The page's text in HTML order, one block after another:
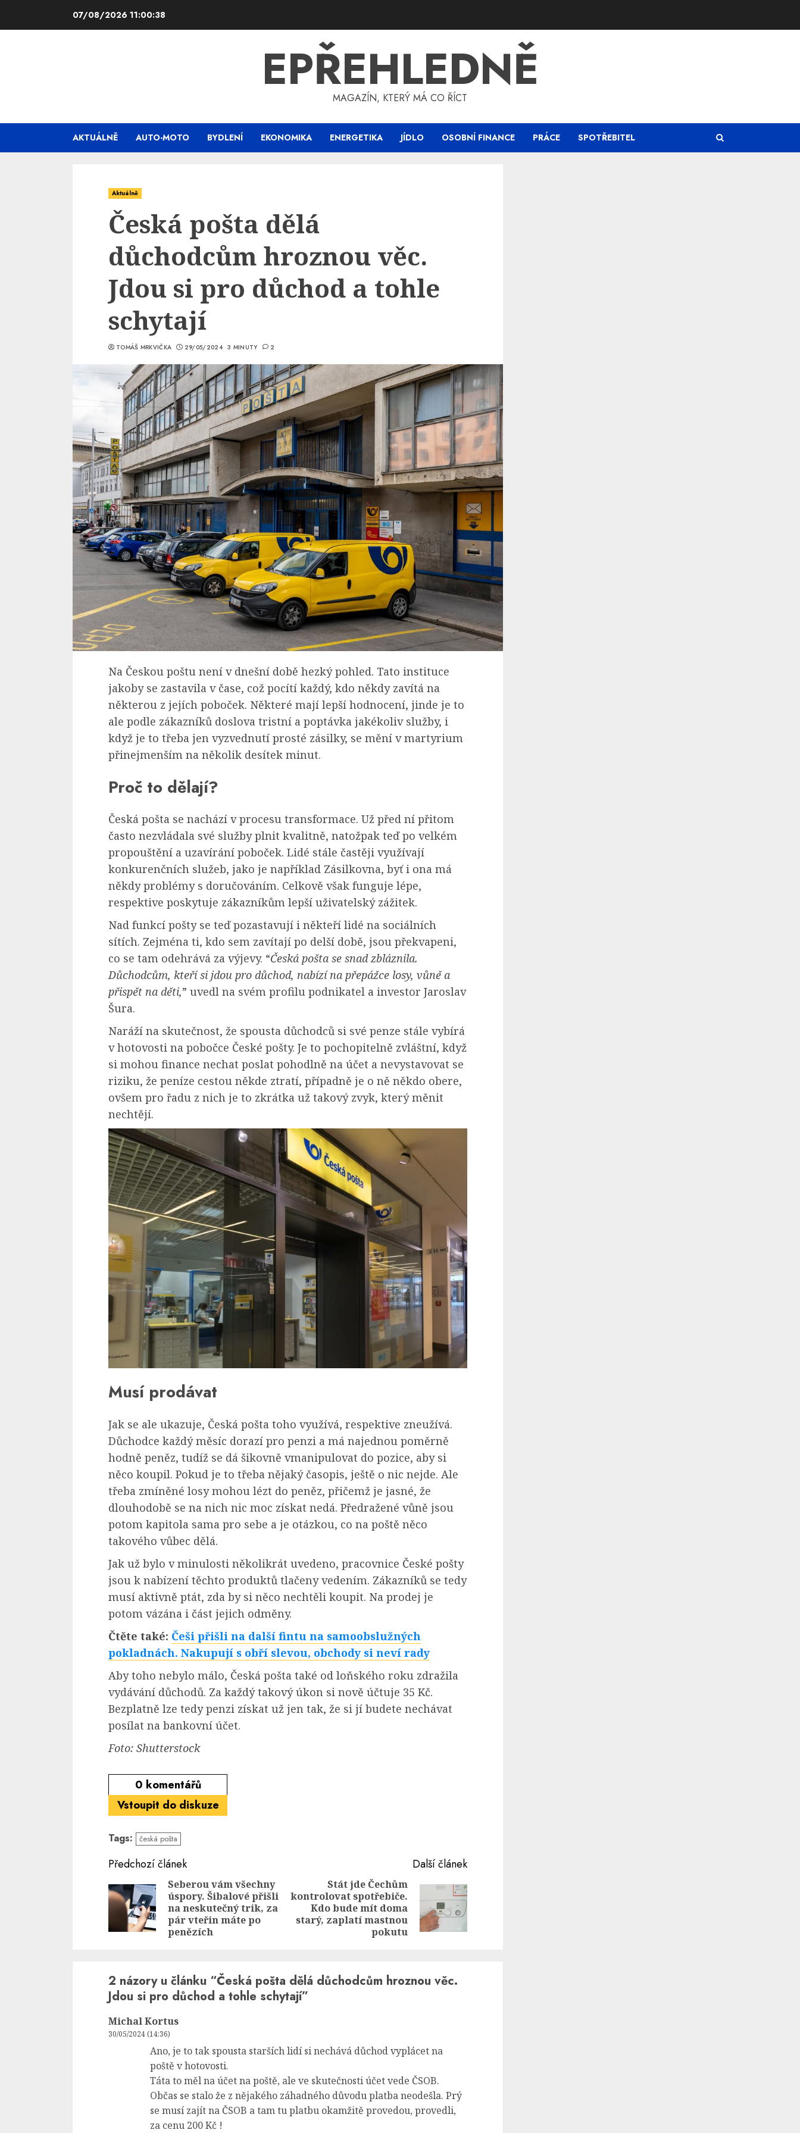
07/08/2026 11:00:39
EPŘEHLEDNĚ
MAGAZÍN, KTERÝ MÁ CO ŘÍCT
AKTUÁLNĚ AUTO-MOTO BYDLENÍ EKONOMIKA ENERGETIKA JÍDLO OSOBNÍ FINANCE PRÁCE SPOTŘEBITEL
Aktuálně
Česká pošta dělá
důchodcům hroznou věc.
Jdou si pro důchod a tohle
schytají
TOMÁŠ MRKVIČKA 29/05/2024 3 MINUTY 2
Na Českou poštu není v dnešní době hezký pohled. Tato instituce
jakoby se zastavila v čase, což pocítí každý, kdo někdy zavítá na
některou z jejích poboček. Některé mají lepší hodnocení, jinde je to
ale podle zákazníků doslova tristní a poptávka jakékoliv služby, i
když je to třeba jen vyzvednutí prosté zásilky, se mění v martyrium
přinejmenším na několik desítek minut.
Proč to dělají?
Česká pošta se nachází v procesu transformace. Už před ní přitom
často nezvládala své služby plnit kvalitně, natožpak teď po velkém
propouštění a uzavírání poboček. Lidé stále častěji využívají
konkurenčních služeb, jako je například Zásilkovna, byť i ona má
někdy problémy s doručováním. Celkově však funguje lépe,
respektive poskytuje zákazníkům lepší uživatelský zážitek.
Nad funkcí pošty se teď pozastavují i někteří lidé na sociálních
sítích. Zejména ti, kdo sem zavítají po delší době, jsou překvapeni,
co se tam odehrává za výjevy. “Česká pošta se snad zbláznila.
Důchodcům, kteří si jdou pro důchod, nabízí na přepážce losy, vůně a
přispět na děti,” uvedl na svém profilu podnikatel a investor Jaroslav
Šura.
Naráží na skutečnost, že spousta důchodců si své penze stále vybírá
v hotovosti na pobočce České pošty. Je to pochopitelně zvláštní, když
si mohou finance nechat poslat pohodlně na účet a nevystavovat se
riziku, že peníze cestou někde ztratí, případně je o ně někdo obere,
ovšem pro řadu z nich je to zkrátka už takový zvyk, který měnit
nechtějí.
Musí prodávat
Jak se ale ukazuje, Česká pošta toho využívá, respektive zneužívá.
Důchodce každý měsíc dorazí pro penzi a má najednou poměrně
hodně peněz, tudíž se dá šikovně vmanipulovat do pozice, aby si
něco koupil. Pokud je to třeba nějaký časopis, ještě o nic nejde. Ale
třeba zmíněné losy mohou lézt do peněz, přičemž je jasné, že
dlouhodobě se na nich nic moc získat nedá. Předražené vůně jsou
potom kapitola sama pro sebe a je otázkou, co na poště něco
takového vůbec dělá.
Jak už bylo v minulosti několikrát uvedeno, pracovnice České pošty
jsou k nabízení těchto produktů tlačeny vedením. Zákazníků se tedy
musí aktivně ptát, zda by si něco nechtěli koupit. Na prodej je
potom vázána i část jejich odměny.
Čtěte také: Češi přišli na další fintu na samoobslužných
pokladnách. Nakupují s obří slevou, obchody si neví rady
Aby toho nebylo málo, Česká pošta také od loňského roku zdražila
vydávání důchodů. Za každý takový úkon si nově účtuje 35 Kč.
Bezplatně lze tedy penzi získat už jen tak, že si jí budete nechávat
posílat na bankovní účet.
Foto: Shutterstock
0 komentářů
Vstoupit do diskuze
Tags: česká pošta
Continue
Reading
Předchozí článek
Previous
post:
Seberou vám všechny
úspory. Šibalové přišli
na neskutečný trik, za
pár vteřin máte po
penězích
Další článek
Next
post:
Stát jde Čechům
kontrolovat spotřebiče.
Kdo bude mít doma
starý, zaplatí mastnou
pokutu
2 názory u článku “Česká pošta dělá důchodcům hroznou věc.
Jdou si pro důchod a tohle schytají”
Michal Kortus
30/05/2024 (14:36)
Ano, je to tak spousta starších lidí si nechává důchod vyplácet na
poště v hotovosti.
Táta to měl na účet na poště, ale ve skutečnosti účet vede ČSOB.
Občas se stalo že z nějakého záhadného důvodu platba neodešla. Prý
se musí zajít na ČSOB a tam tu platbu okamžitě provedou, provedli,
za cenu 200 Kč !